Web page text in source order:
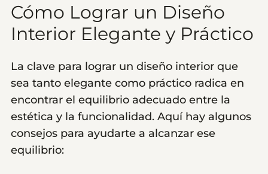
Cómo Lograr un Diseño
Interior Elegante y Práctico
La clave para lograr un diseño interior que
sea tanto elegante como práctico radica en
encontrar el equilibrio adecuado entre la
estética y la funcionalidad. Aquí hay algunos
consejos para ayudarte a alcanzar ese
equilibrio: